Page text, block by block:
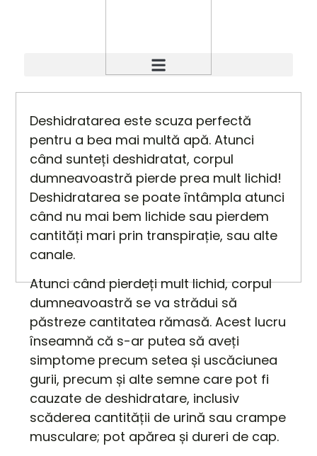
Deshidratarea este scuza perfectă
pentru a bea mai multă apă. Atunci
când sunteți deshidratat, corpul
dumneavoastră pierde prea mult lichid!
Deshidratarea se poate întâmpla atunci
când nu mai bem lichide sau pierdem
cantități mari prin transpirație, sau alte
canale.
Atunci când pierdeți mult lichid, corpul
dumneavoastră se va strădui să
păstreze cantitatea rămasă. Acest lucru
înseamnă că s-ar putea să aveți
simptome precum setea și uscăciunea
gurii, precum și alte semne care pot fi
cauzate de deshidratare, inclusiv
scăderea cantității de urină sau crampe
musculare; pot apărea și dureri de cap.